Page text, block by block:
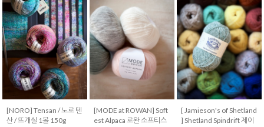
[NORO] Tensan / 노로 텐
산 / 뜨개실 1볼 150g
[MODE at ROWAN] Soft
est Alpaca 로완 소프티스
[ Jamieson's of Shetland
] Shetland Spindrift 제이